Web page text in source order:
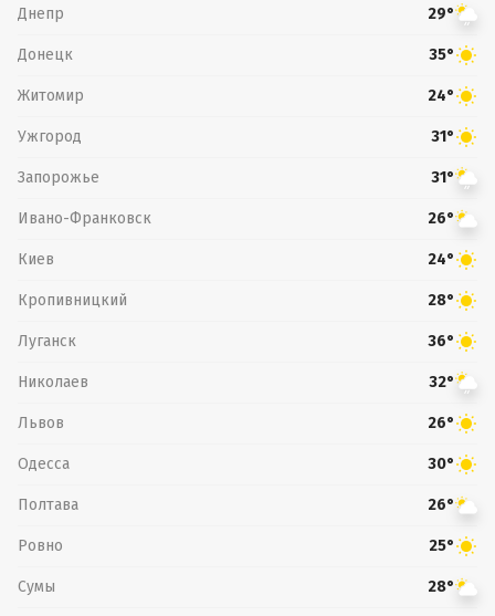
Днепр 29°
Донецк 35°
Житомир 24°
Ужгород 31°
Запорожье 31°
Ивано-Франковск 26°
Киев 24°
Кропивницкий 28°
Луганск 36°
Николаев 32°
Львов 26°
Одесса 30°
Полтава 26°
Ровно 25°
Сумы 28°